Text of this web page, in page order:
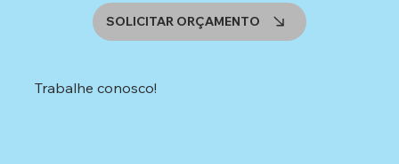
Trabalhe conosco!
SOLICITAR ORÇAMENTO